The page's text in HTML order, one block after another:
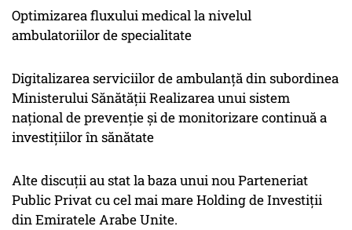
Optimizarea fluxului medical la nivelul
ambulatoriilor de specialitate
Digitalizarea serviciilor de ambulanță din subordinea
Ministerului Sănătății Realizarea unui sistem
național de prevenție și de monitorizare continuă a
investițiilor în sănătate
Alte discuții au stat la baza unui nou Parteneriat
Public Privat cu cel mai mare Holding de Investiții
din Emiratele Arabe Unite.